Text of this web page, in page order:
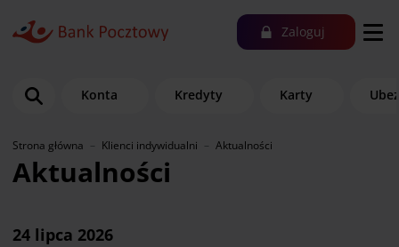
Zaloguj
Konta Kredyty Karty
Strona główna Klienci indywidualni Aktualności
Aktualności
24 lipca 2026